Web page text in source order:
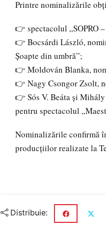
Printre nominalizările
👉 spectacolul „SOPRO
👉 Bocsárdi László,
Șoapte din umbră”;
👉 Moldován Blanka,
👉 Nagy Csongor Zsolt,
👉 Sós V. Beáta și
pentru spectacolul
Nominalizările confirmă
producțiilor realizate la
Distribuie: